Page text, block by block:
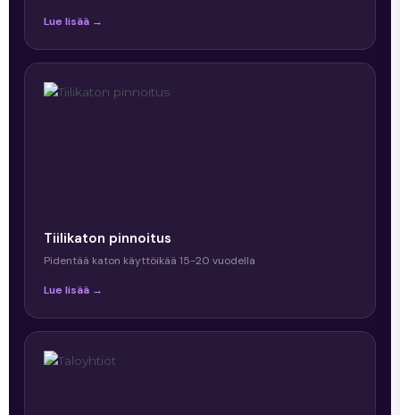
Lue lisää →
Tiilikaton pinnoitus
Pidentää katon käyttöikää 15-20 vuodella
Lue lisää →